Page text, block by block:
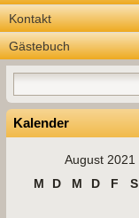
Kontakt
Gästebuch
Kalender
August 2021
M
D M D F S